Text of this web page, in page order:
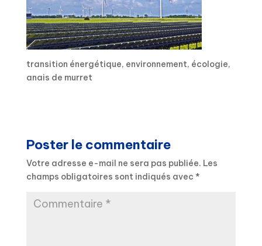
transition énergétique, environnement, écologie,
anais de murret
Poster le commentaire
Votre adresse e-mail ne sera pas publiée. Les
champs obligatoires sont indiqués avec *